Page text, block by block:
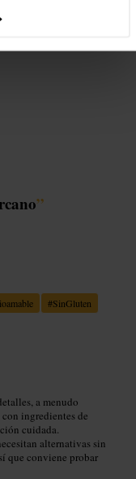
”
#SinGluten
a menudo
ingredientes de
cuidada.
alternativas sin
que conviene probar